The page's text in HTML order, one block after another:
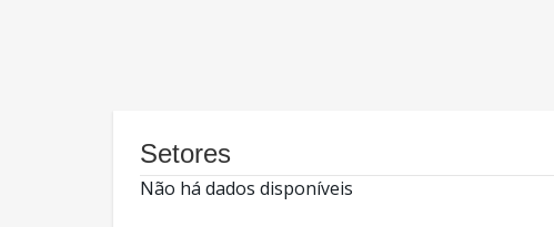
Setores
Não há dados disponíveis